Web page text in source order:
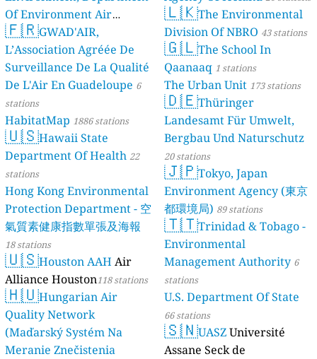
Of Environment Air
Quality Monitoring
stations
🇫🇷GWAD'AIR,
L’Association Agréée De
Surveillance De La Qualité
De L'Air En Guadeloupe 6
stations
HabitatMap 1886 stations
🇺🇸Hawaii State
Department Of Health 22
stations
Hong Kong Environmental
Protection Department - 空
氣質素健康指數單張及海報
18 stations
🇺🇸Houston AAH Air
Alliance Houston118 stations
🇭🇺Hungarian Air
Quality Network
(Maďarský Systém Na
Meranie Znečistenia
🇱🇰The Environmental
Division Of NBRO 43 stations
🇬🇱The School In
Qaanaaq 1 stations
The Urban Unit 173 stations
🇩🇪Thüringer
Landesamt Für Umwelt,
Bergbau Und Naturschutz
20 stations
🇯🇵Tokyo, Japan
Environment Agency (東京
都環境局) 89 stations
🇹🇹Trinidad & Tobago -
Environmental
Management Authority 6
stations
U.S. Department Of State
66 stations
🇸🇳UASZUniversité
Assane Seck de